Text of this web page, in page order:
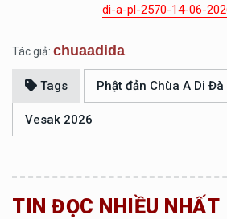
di-a-pl-2570-14-06-
Tác giả: chuaadida
Tags Phật đản Chùa A Di Đà
Vesak 2026
TIN ĐỌC NHIỀU NHẤT